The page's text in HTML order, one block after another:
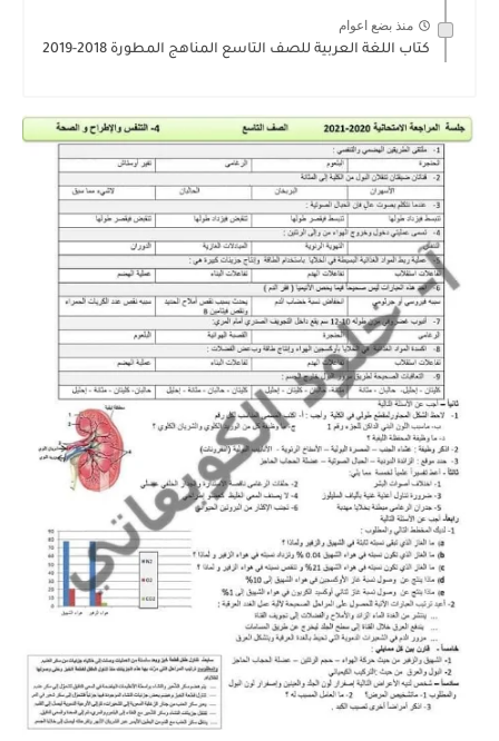
منذ بضع اعوام
كتاب اللغة العربية للصف التاسع المناهج المطورة 2018-2019